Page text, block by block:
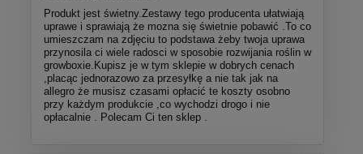
Produkt jest świetny.Zestawy tego producenta ułatwiają
uprawe i sprawiają że mozna się świetnie pobawić .To co
umieszczam na zdjęciu to podstawa żeby twoja uprawa
przynosila ci wiele radosci w sposobie rozwijania roślin w
growboxie.Kupisz je w tym sklepie w dobrych cenach
,placąc jednorazowo za przesyłkę a nie tak jak na
allegro że musisz czasami opłacić te koszty osobno
przy każdym produkcie ,co wychodzi drogo i nie
opłacalnie . Polecam Ci ten sklep .